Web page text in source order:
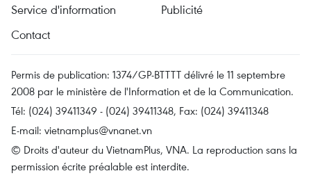
Service d'information
Publicité
Contact
Permis de publication: 1374/GP-BTTTT délivré le 11 septembre
2008 par le ministère de l'Information et de la Communication.
Tél: (024) 39411349 - (024) 39411348, Fax: (024) 39411348
E-mail: vietnamplus@vnanet.vn
© Droits d'auteur du VietnamPlus, VNA. La reproduction sans la
permission écrite préalable est interdite.